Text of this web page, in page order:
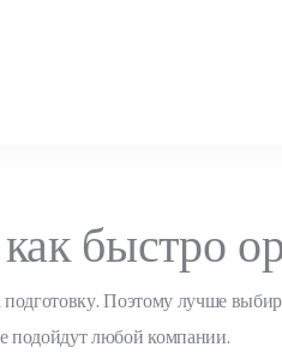
быстро
подготовку. Поэтому лучше
подойдут любой компании.